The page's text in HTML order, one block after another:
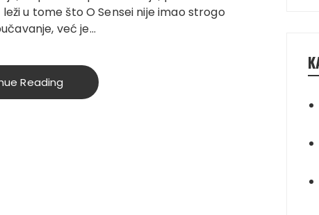
u tome što O Sensei nije imao strogo
već je…
Reading